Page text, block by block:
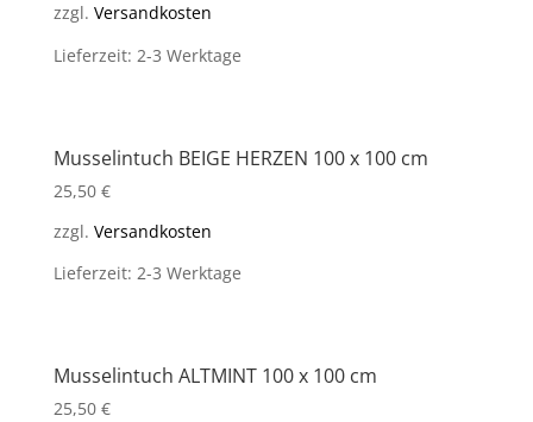
zzgl. Versandkosten
Lieferzeit: 2-3 Werktage
Musselintuch BEIGE HERZEN 100 x 100 cm
25,50 €
zzgl. Versandkosten
Lieferzeit: 2-3 Werktage
Musselintuch ALTMINT 100 x 100 cm
25,50 €